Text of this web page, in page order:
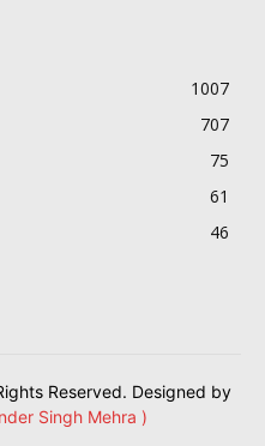
1007
707
75
61
46
Reserved. Designed by
Singh Mehra )